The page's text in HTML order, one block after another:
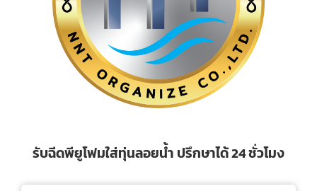
รับฉีดพียูโฟมใส่ทุ่นลอยน้ำ ปรึกษาได้ 24 ชั่วโมง